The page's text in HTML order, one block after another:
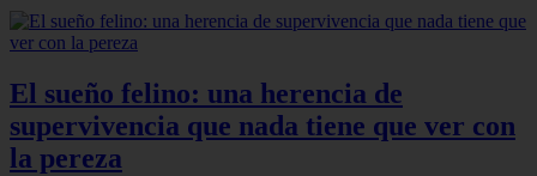
El sueño felino: una herencia de
supervivencia que nada tiene que ver con
la pereza